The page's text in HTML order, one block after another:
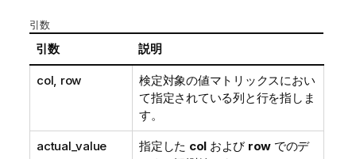
引数
引数 説明
col, row
検定対象の値マトリックスにおい
て指定されている列と行を指しま
す。
actual_value 指定した col および row でのデ